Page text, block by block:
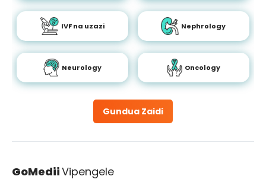
Gundua Zaidi
IVF na uzazi Nephrology
Neurology Oncology
GoMediiVipengele